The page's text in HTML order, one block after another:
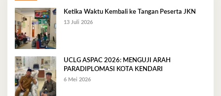
Ketika Waktu Kembali ke Tangan Peserta JKN
13 Juli 2026
UCLG ASPAC 2026: MENGUJI ARAH
PARADIPLOMASI KOTA KENDARI
6 Mei 2026